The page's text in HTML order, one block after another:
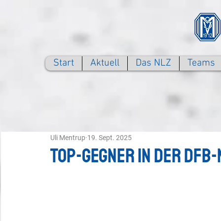
Start Aktuell Das NLZ Teams
Top-Gegner in der
Uli Mentrup 19. Sept. 2025